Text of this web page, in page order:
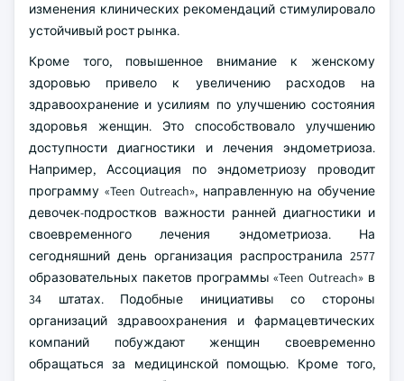
изменения клинических рекомендаций стимулировало
устойчивый рост рынка.
Кроме того, повышенное внимание к женскому
здоровью привело к увеличению расходов на
здравоохранение и усилиям по улучшению состояния
здоровья женщин. Это способствовало улучшению
доступности диагностики и лечения эндометриоза.
Например, Ассоциация по эндометриозу проводит
программу «Teen Outreach», направленную на обучение
девочек-подростков важности ранней диагностики и
своевременного лечения эндометриоза. На
сегодняшний день организация распространила 2577
образовательных пакетов программы «Teen Outreach» в
34 штатах. Подобные инициативы со стороны
организаций здравоохранения и фармацевтических
компаний побуждают женщин своевременно
обращаться за медицинской помощью. Кроме того,